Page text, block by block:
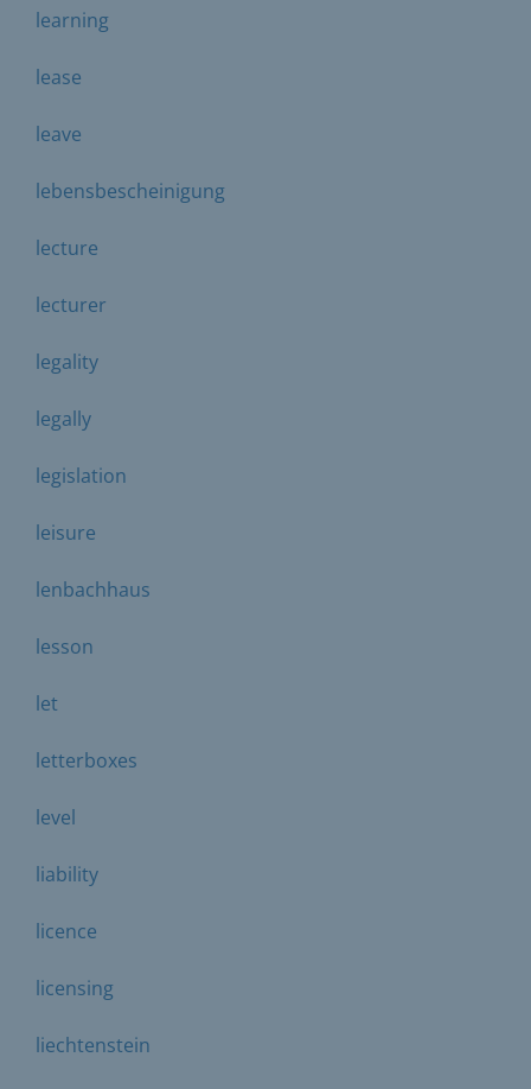
learning
lease
leave
lebensbescheinigung
lecture
lecturer
legality
legally
legislation
leisure
lenbachhaus
lesson
let
letterboxes
level
liability
licence
licensing
liechtenstein